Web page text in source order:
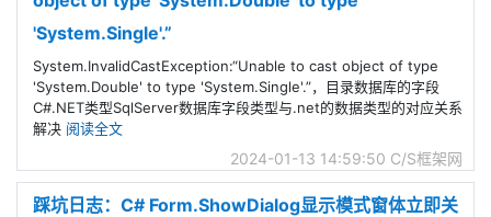
'System.Single'.”
System.InvalidCastException:“Unable to cast object of type
'System.Double' to type 'System.Single'.”，目录数据库的字段
C#.NET类型SqlServer数据库字段类型与.net的数据类型的对应关系
解决 阅读全文
2024-01-13 14:59:50 C/S框架网
踩坑日志：C# Form.ShowDialog显示模式窗体立即关